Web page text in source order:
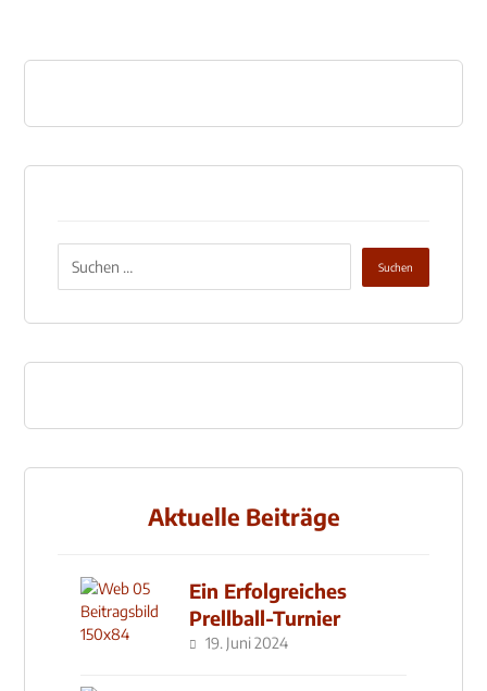
Aktuelle Beiträge
Ein Erfolgreiches
Prellball-Turnier
19. Juni 2024